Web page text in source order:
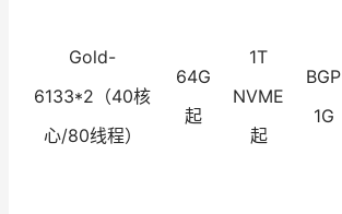
Gold-
6133*2（40核
心/80线程）
64G
起
1T
NVME
起
BGP
1G